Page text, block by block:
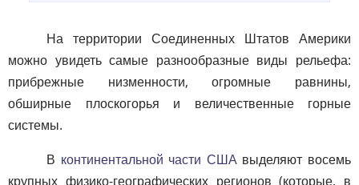
На территории Соединенных Штатов Америки
можно увидеть самые разнообразные виды рельефа:
прибрежные низменности, огромные равнины,
обширные плоскогорья и величественные горные
системы.
В континентальной части СШАвыделяют восемь
крупных физико-географических регионов (которые, в